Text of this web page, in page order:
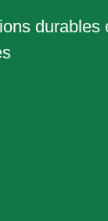
durables